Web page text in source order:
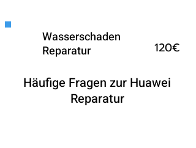
Wasserschaden
Reparatur
120€
Häufige Fragen zur Huawei
Reparatur